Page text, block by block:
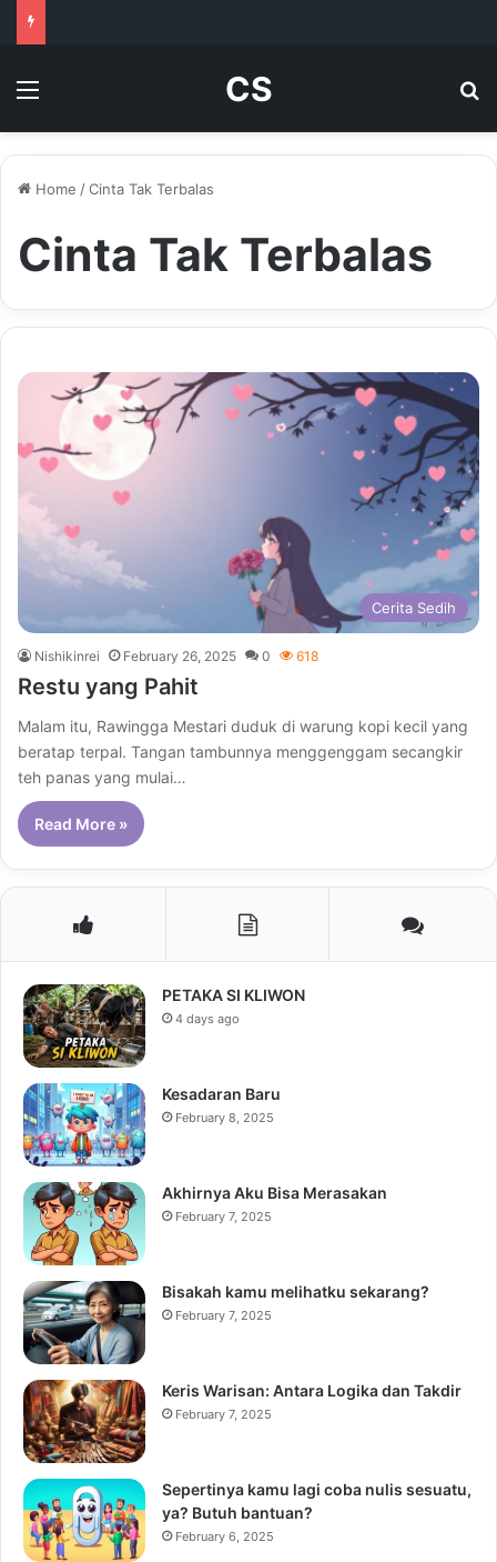
Menu CS
Home /Cinta Tak Terbalas
Cinta Tak Terbalas
Cerita Sedih
Nishikinrei February 26, 2025 0 618
Restu yang Pahit
Malam itu, Rawingga Mestari duduk di warung kopi kecil yang
beratap terpal. Tangan tambunnya menggenggam secangkir
teh panas yang mulai…
Read More »
PETAKA SI KLIWON
4 days ago
Kesadaran Baru
February 8, 2025
Akhirnya Aku Bisa Merasakan
February 7, 2025
Bisakah kamu melihatku sekarang?
February 7, 2025
Keris Warisan: Antara Logika dan Takdir
February 7, 2025
Sepertinya kamu lagi coba nulis sesuatu,
ya? Butuh bantuan?
February 6, 2025